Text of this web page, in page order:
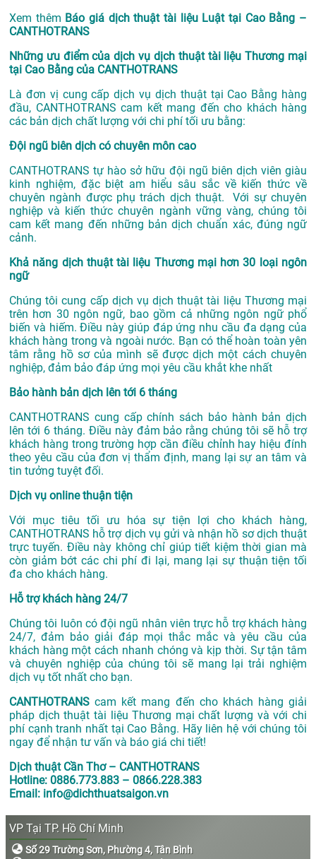
Xem thêm Báo giá dịch thuật tài liệu Luật tại Cao Bằng –
CANTHOTRANS
Những ưu điểm của dịch vụ dịch thuật tài liệu Thương mại
tại Cao Bằng của CANTHOTRANS
Là đơn vị cung cấp dịch vụ dịch thuật tại Cao Bằng hàng
đầu, CANTHOTRANS cam kết mang đến cho khách hàng
các bản dịch chất lượng với chi phí tối ưu bằng:
Đội ngũ biên dịch có chuyên môn cao
CANTHOTRANS tự hào sở hữu đội ngũ biên dịch viên giàu
kinh nghiệm, đặc biệt am hiểu sâu sắc về kiến thức về
chuyên ngành được phụ trách dịch thuật. Với sự chuyên
nghiệp và kiến thức chuyên ngành vững vàng, chúng tôi
cam kết mang đến những bản dịch chuẩn xác, đúng ngữ
cảnh.
Khả năng dịch thuật tài liệu Thương mại hơn 30 loại ngôn
ngữ
Chúng tôi cung cấp dịch vụ dịch thuật tài liệu Thương mại
trên hơn 30 ngôn ngữ, bao gồm cả những ngôn ngữ phổ
biến và hiếm. Điều này giúp đáp ứng nhu cầu đa dạng của
khách hàng trong và ngoài nước. Bạn có thể hoàn toàn yên
tâm rằng hồ sơ của mình sẽ được dịch một cách chuyên
nghiệp, đảm bảo đáp ứng mọi yêu cầu khắt khe nhất
Bảo hành bản dịch lên tới 6 tháng
CANTHOTRANS cung cấp chính sách bảo hành bản dịch
lên tới 6 tháng. Điều này đảm bảo rằng chúng tôi sẽ hỗ trợ
khách hàng trong trường hợp cần điều chỉnh hay hiệu đính
theo yêu cầu của đơn vị thẩm định, mang lại sự an tâm và
tin tưởng tuyệt đối.
Dịch vụ online thuận tiện
Với mục tiêu tối ưu hóa sự tiện lợi cho khách hàng,
CANTHOTRANS hỗ trợ dịch vụ gửi và nhận hồ sơ dịch thuật
trực tuyến. Điều này không chỉ giúp tiết kiệm thời gian mà
còn giảm bớt các chi phí đi lại, mang lại sự thuận tiện tối
đa cho khách hàng.
Hỗ trợ khách hàng 24/7
Chúng tôi luôn có đội ngũ nhân viên trực hỗ trợ khách hàng
24/7, đảm bảo giải đáp mọi thắc mắc và yêu cầu của
khách hàng một cách nhanh chóng và kịp thời. Sự tận tâm
và chuyên nghiệp của chúng tôi sẽ mang lại trải nghiệm
dịch vụ tốt nhất cho bạn.
CANTHOTRANS cam kết mang đến cho khách hàng giải
pháp dịch thuật tài liệu Thương mại chất lượng và với chi
phí cạnh tranh nhất tại Cao Bằng. Hãy liên hệ với chúng tôi
ngay để nhận tư vấn và báo giá chi tiết!
Dịch thuật Cần Thơ – CANTHOTRANS
Hotline: 0886.773.883 – 0866.228.383
Email: info@dichthuatsaigon.vn
VP Tại TP. Hồ Chí Minh
Số 29 Trường Sơn, Phường 4, Tân Bình